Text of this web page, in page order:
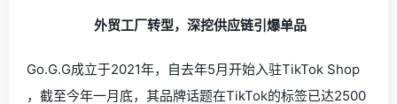
外贸工厂转型，深挖供应链引爆单品
Go.G.G成立于2021年，自去年5月开始入驻TikTok Shop
，截至今年一月底，其品牌话题在TikTok的标签已达2500